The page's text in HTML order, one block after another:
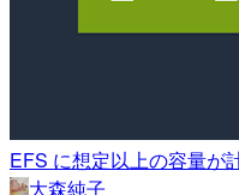
EFS に想定以上の容量が
大森純子